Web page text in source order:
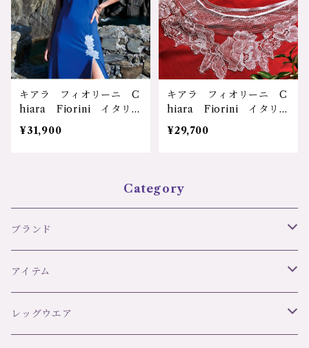
家で過ごす 楽しい気分
気分アップ プレゼント
誕生日 記念日 ノースリ
ーブワンピース CFL220
2 サイズ：２サイズ カ
ラー： 価格：29700円
（送料無料）
プレゼント 誕生日 記念
日 ノースリーブワンピー
ス CFL2209 サイズ：
２サイズ カラー：ペパー
ミント/アクア 価格：25
300円（送料無料）
キアラ フィオリーニ C
hiara Fiorini イタリ
ア ボローニャ 輸入 マ
イクロモダール 天然素
ームウェア 部屋着 ナイ
ティ 可愛い セクシー
ゆったり リラックス お
家で過ごす 楽しい気分
誕生日 記念日 ノースリ
ーブワンピース CFL220
格：31900円（送料無料）
¥31,900
キアラ フィオリーニ C
hiara Fiorini イタリア
製 ボローニャ 輸入 モ
ダール 天然素材 通気
家で過ごす 気分アップ
プレゼント 誕生日 結婚
お祝い レース付半袖ナイ
サイズ：２サイズ カラ
¥29,700
Category
ブランド
リズ・シャルメル LISE CHARMEL
C42 ULTRA FEMININ
オーバドゥ AUBADE
アイテム
ブラ＆ボトムセット
レッグウエア